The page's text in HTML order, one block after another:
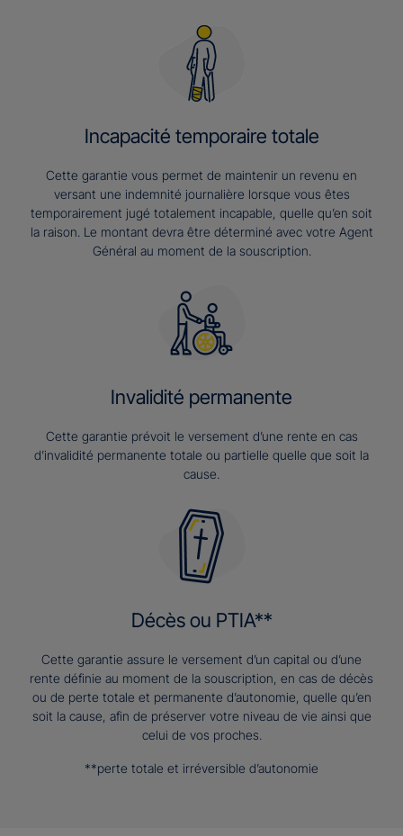
Incapacité temporaire totale
Cette garantie vous permet de maintenir un revenu en
versant une indemnité journalière lorsque vous êtes
temporairement jugé totalement incapable, quelle qu’en soit
la raison. Le montant devra être déterminé avec votre Agent
Général au moment de la souscription.
Invalidité permanente
Cette garantie prévoit le versement d’une rente en cas
d’invalidité permanente totale ou partielle quelle que soit la
cause.
Décès ou PTIA**
Cette garantie assure le versement d’un capital ou d’une
rente définie au moment de la souscription, en cas de décès
ou de perte totale et permanente d’autonomie, quelle qu’en
soit la cause, afin de préserver votre niveau de vie ainsi que
celui de vos proches.
**perte totale et irréversible d’autonomie